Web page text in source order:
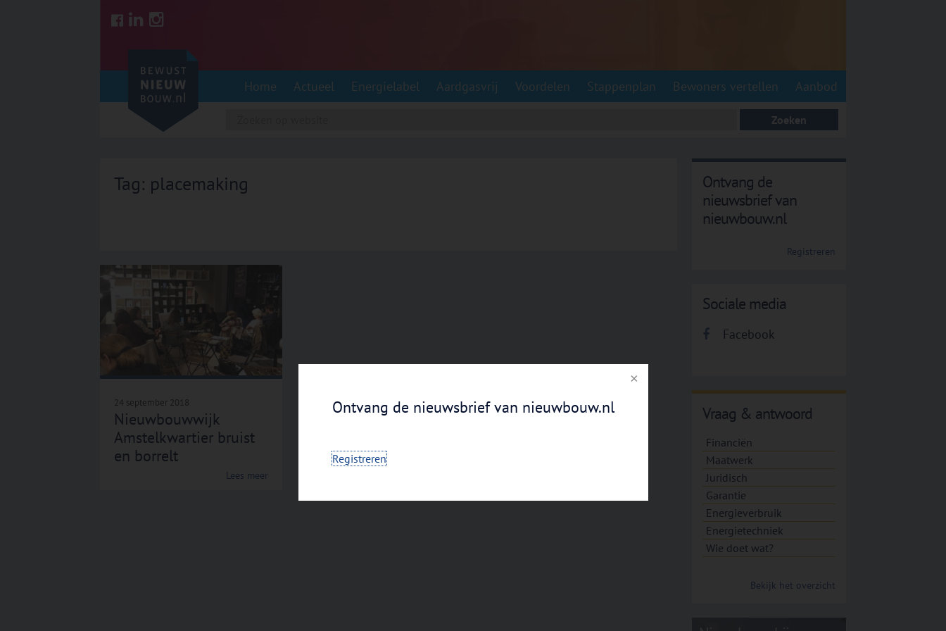
Ontvang de nieuwsbrief van nieuwbouw.nl
Registreren
Home Actueel Energielabel Aardgasvrij Voordelen Stappenplan Bewoners vertellen Aanbod
Tag: placemaking
24 september 2018
Nieuwbouwwijk
Amstelkwartier bruist
en borrelt
Lees meer
Ontvang de
nieuwsbrief van
nieuwbouw.nl
Registreren
Sociale media
Facebook
Vraag & antwoord
Financiën
Maatwerk
Juridisch
Garantie
Energieverbruik
Energietechniek
Wie doet wat?
Bekijk het overzicht